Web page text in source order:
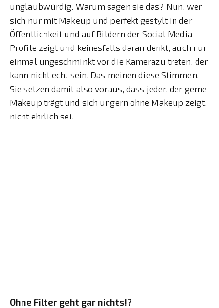
unglaubwürdig. Warum sagen sie das? Nun, wer
sich nur mit Makeup und perfekt gestylt in der
Öffentlichkeit und auf Bildern der Social Media
Profile zeigt und keinesfalls daran denkt, auch nur
einmal ungeschminkt vor die Kamerazu treten, der
kann nicht echt sein. Das meinen diese Stimmen.
Sie setzen damit also voraus, dass jeder, der gerne
Makeup trägt und sich ungern ohne Makeup zeigt,
nicht ehrlich sei.
Ohne Filter geht gar nichts!?